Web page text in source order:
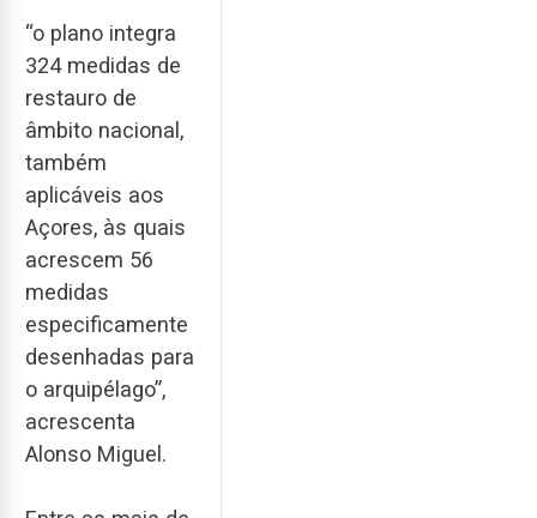
“o plano integra
324 medidas de
restauro de
âmbito nacional,
também
aplicáveis aos
Açores, às quais
acrescem 56
medidas
especificamente
desenhadas para
o arquipélago”,
acrescenta
Alonso Miguel.